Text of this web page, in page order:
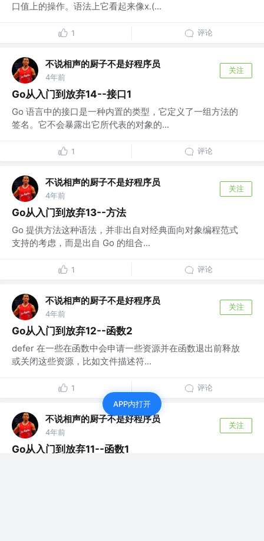
口值上的操作。语法上它看起来像x.(...
1 评论
不说相声的厨子不是好程序员
4年前
关注
Go从入门到放弃14--接口1
Go 语言中的接口是一种内置的类型，它定义了一组方法的
签名。它不会暴露出它所代表的对象的...
1 评论
不说相声的厨子不是好程序员
4年前
关注
Go从入门到放弃13--方法
Go 提供方法这种语法，并非出自对经典面向对象编程范式
支持的考虑，而是出自 Go 的组合...
1 评论
不说相声的厨子不是好程序员
4年前
关注
Go从入门到放弃12--函数2
defer 在一些在函数中会申请一些资源并在函数退出前释放
或关闭这些资源，比如文件描述符...
1 评论
不说相声的厨子不是好程序员
4年前
关注
Go从入门到放弃11--函数1
APP内打开